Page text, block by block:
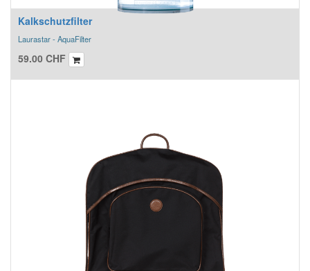
Kalkschutzfilter
Laurastar - AquaFilter
59.00 CHF